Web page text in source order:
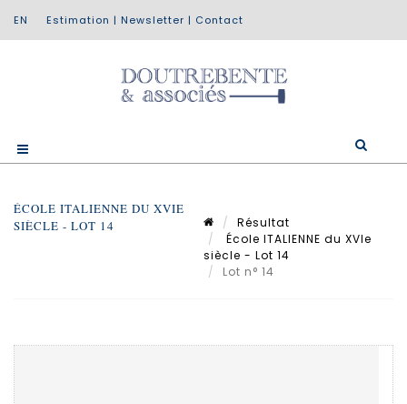
Estimation | Newsletter | Contact
ÉCOLE ITALIENNE DU XVIE
SIÈCLE - LOT 14
Résultat
École ITALIENNE du XVIe
siècle - Lot 14
Lot n° 14